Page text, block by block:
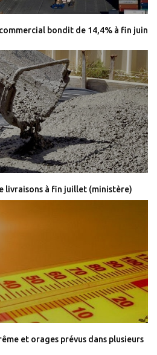
bondit de 14,4% à fin juin
livraisons à fin juillet (ministère)
et orages prévus dans plusieurs